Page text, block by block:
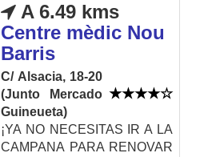
A 6.49 kms
Centre mèdic Nou
Barris
C/ Alsacia, 18-20
(Junto Mercado
Guineueta)
¡YA NO NECESITAS IR A LA
CAMPANA PARA RENOVAR